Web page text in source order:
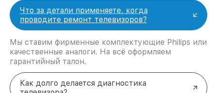
Что за детали применяете, когда
проводите ремонт телевизоров?
Мы ставим фирменные комплектующие Philips или
качественные аналоги. На всё оформляем
гарантийный талон.
Как долго делается диагностика